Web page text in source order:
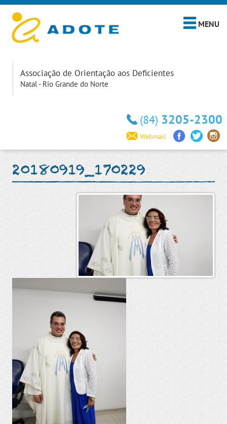
MENU
Associação de Orientação aos Deficientes
Natal - Rio Grande do Norte
(84) 3205-2300
Webmail
20180919_170229